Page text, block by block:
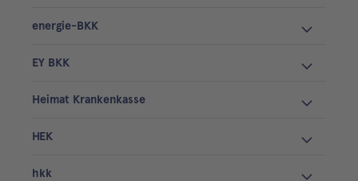
energie-BKK
EY BKK
Heimat Krankenkasse
HEK
hkk